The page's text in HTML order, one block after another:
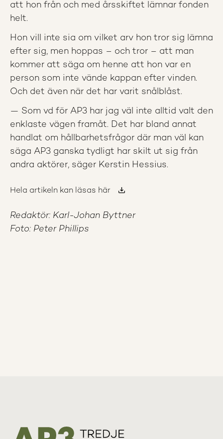
att hon från och med årsskiftet lämnar fonden
helt.
Hon vill inte sia om vilket arv hon tror sig lämna
efter sig, men hoppas – och tror – att man
kommer att säga om henne att hon var en
person som inte vände kappan efter vinden.
Och det även när det har varit snålblåst.
— Som vd för AP3 har jag väl inte alltid valt den
enklaste vägen framåt. Det har bland annat
handlat om hållbarhetsfrågor där man väl kan
säga AP3 ganska tydligt har skilt ut sig från
andra aktörer, säger Kerstin Hessius.
Hela artikeln kan läsas här
Redaktör: Karl-Johan Byttner
Foto: Peter Phillips